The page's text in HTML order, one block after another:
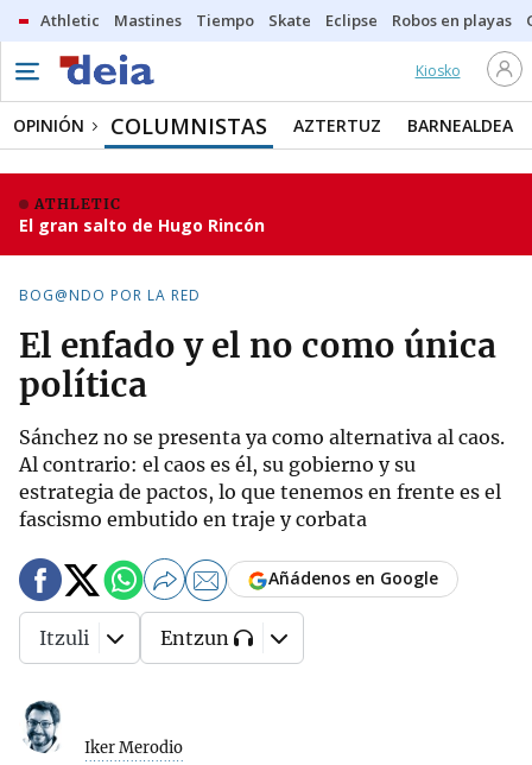
Athletic Mastines Tiempo Skate Eclipse Robos en playas
Kiosko
OPINIÓN COLUMNISTAS AZTERTUZ BARNEALDEA
ATHLETIC
El gran salto de Hugo Rincón
BOG@NDO POR LA RED
El enfado y el no como única
política
Sánchez no se presenta ya como alternativa al caos.
Al contrario: el caos es él, su gobierno y su
estrategia de pactos, lo que tenemos en frente es el
fascismo embutido en traje y corbata
Iker Merodio
Añádenos en Google
Itzuli Entzun